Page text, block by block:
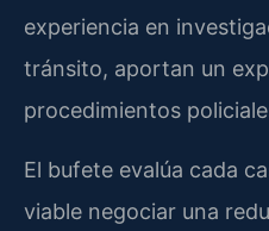
experiencia en
tránsito, aportan un
procedimientos
El bufete evalúa cada
viable negociar una